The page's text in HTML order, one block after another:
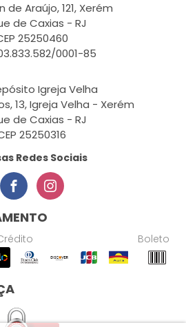
de Araújo, 121, Xerém
de Caxias - RJ
25250460
0001-85
Igreja Velha
13, Igreja Velha - Xerém
de Caxias - RJ
25250316
Redes Sociais
Boleto